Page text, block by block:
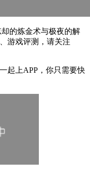
却的炼金术与极夜的解
游戏评测，请关注
起上APP，你只需要快